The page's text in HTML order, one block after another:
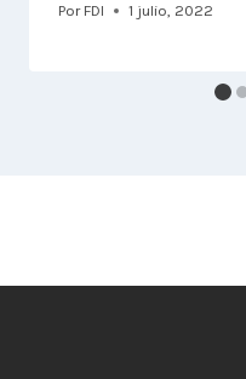
Por FDI 1 julio, 2022